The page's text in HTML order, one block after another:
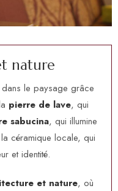
t nature
dans le paysage grâce
pierre de lave, qui
sabucina, qui illumine
céramique locale, qui
et identité.
et nature, où